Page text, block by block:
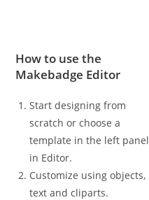
How to use the
Makebadge Editor
Start designing from
scratch or choose a
template in the left panel
in Editor.
Customize using objects,
text and cliparts.